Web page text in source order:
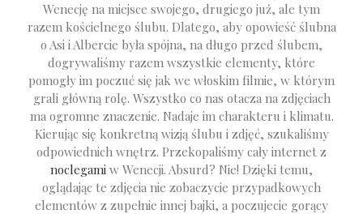
Wenecję na miejsce swojego, drugiego już, ale tym
razem kościelnego ślubu. Dlatego, aby opowieść ślubna
o Asi i Albercie była spójna, na długo przed ślubem,
dogrywaliśmy razem wszystkie elementy, które
pomogły im poczuć się jak we włoskim filmie, w którym
grali główną rolę. Wszystko co nas otacza na zdjęciach
ma ogromne znaczenie. Nadaje im charakteru i klimatu.
Kierując się konkretną wizją ślubu i zdjęć, szukaliśmy
odpowiednich wnętrz. Przekopaliśmy cały internet z
noclegami w Wenecji. Absurd? Nie! Dzięki temu,
oglądając te zdjęcia nie zobaczycie przypadkowych
elementów z zupełnie innej bajki, a poczujecie gorący